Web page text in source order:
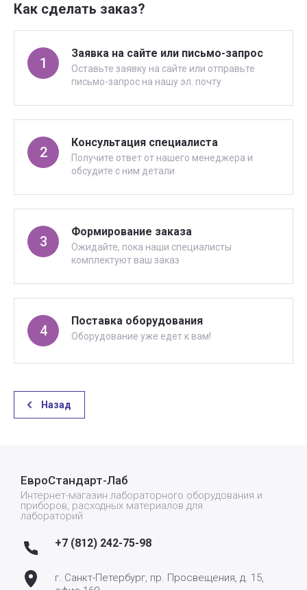
Как сделать заказ?
1
Заявка на сайте или письмо-запрос
Оставьте заявку на сайте или отправьте
письмо-запрос на нашу эл. почту
2
Консультация специалиста
Получите ответ от нашего менеджера и
обсудите с ним детали
3
Формирование заказа
Ожидайте, пока наши специалисты
комплектуют ваш заказ
4
Поставка оборудования
Оборудование уже едет к вам!
Назад
ЕвроСтандарт-Лаб
Интернет-магазин лабораторного оборудования и
приборов, расходных материалов для
лабораторий
+7 (812) 242-75-98
г. Санкт-Петербург, пр. Просвещения, д. 15,